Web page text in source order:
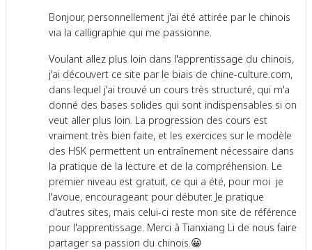
Bonjour, personnellement j'ai été attirée par le chinois
via la calligraphie qui me passionne.
Voulant allez plus loin dans l'apprentissage du chinois,
j'ai découvert ce site par le biais de chine-culture.com,
dans lequel j'ai trouvé un cours très structuré, qui m'a
donné des bases solides qui sont indispensables si on
veut aller plus loin. La progression des cours est
vraiment très bien faite, et les exercices sur le modèle
des HSK permettent un entraînement nécessaire dans
la pratique de la lecture et de la compréhension. Le
premier niveau est gratuit, ce qui a été, pour moi je
l'avoue, encourageant pour débuter. Je pratique
d'autres sites, mais celui-ci reste mon site de référence
pour l'apprentissage. Merci à Tianxiang Li de nous faire
partager sa passion du chinois.😀